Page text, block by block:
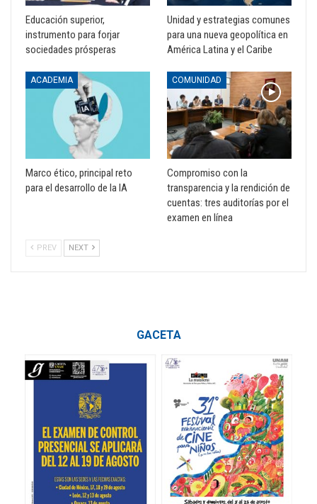
Educación superior,
instrumento para forjar
sociedades prósperas
Unidad y estrategias comunes
para una nueva geopolítica en
América Latina y el Caribe
ACADEMIA
Marco ético, principal reto
para el desarrollo de la IA
COMUNIDAD
Compromiso con la
transparencia y la rendición de
cuentas: tres auditorías por el
examen en línea
PREV NEXT
GACETA